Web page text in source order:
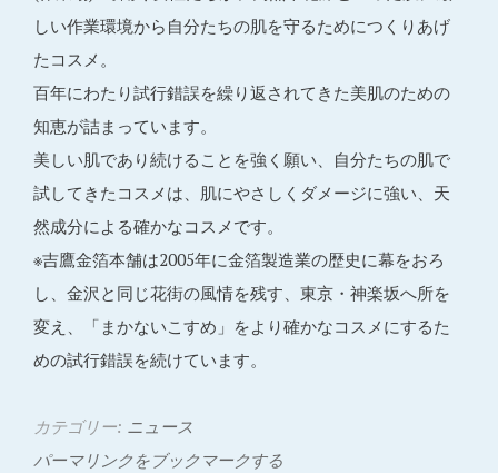
しい作業環境から自分たちの肌を守るためにつくりあげ
たコスメ。
百年にわたり試行錯誤を繰り返されてきた美肌のための
知恵が詰まっています。
美しい肌であり続けることを強く願い、自分たちの肌で
試してきたコスメは、肌にやさしくダメージに強い、天
然成分による確かなコスメです。
※吉鷹金箔本舗は2005年に金箔製造業の歴史に幕をおろ
し、金沢と同じ花街の風情を残す、東京・神楽坂へ所を
変え、「まかないこすめ」をより確かなコスメにするた
めの試行錯誤を続けています。
カテゴリー: ニュース
パーマリンクをブックマークする